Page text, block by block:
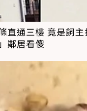
直通三樓 竟是飼
鄰居看傻